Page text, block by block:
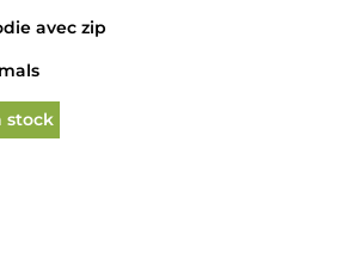
avec zip
stock